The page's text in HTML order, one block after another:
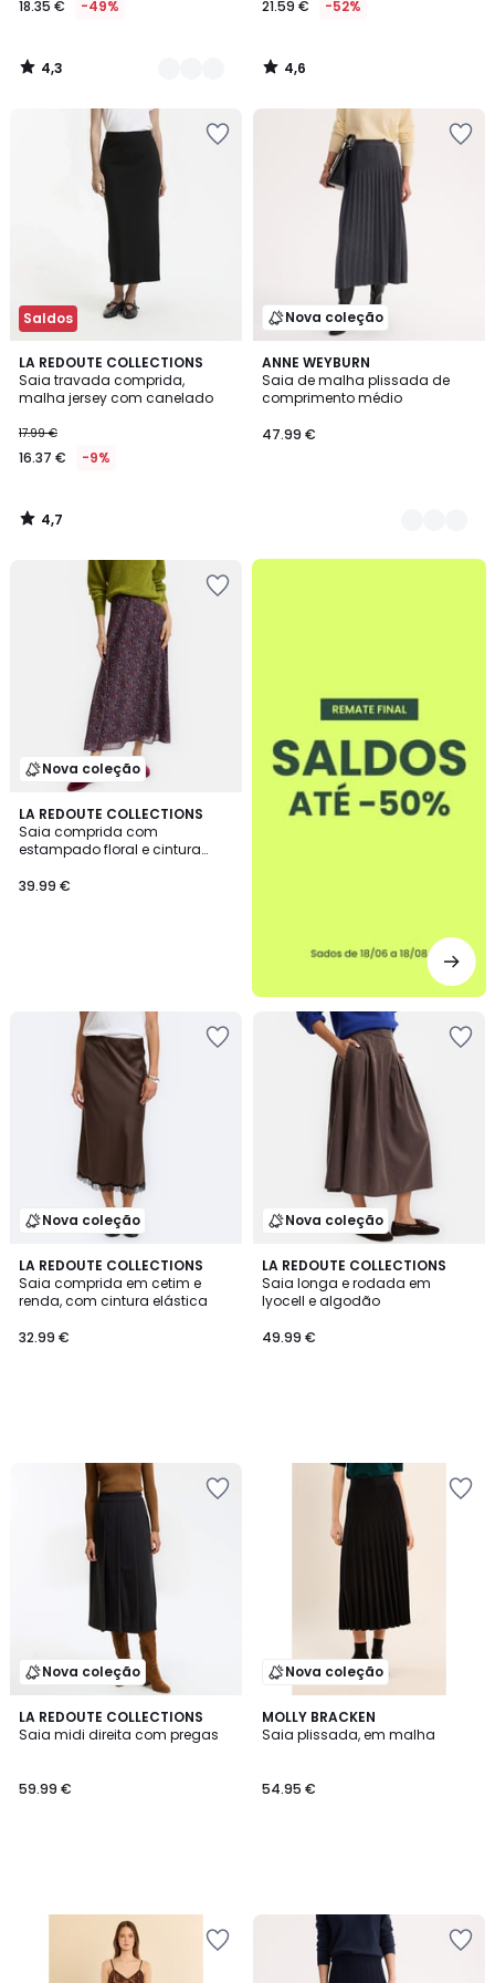
partir
18.35
€
18.35 € -49%
4,3
/
21.59 € -52%
4,6
/
Saldos
LA REDOUTE COLLECTIONS
Saia travada comprida,
malha jersey com canelado
17.99 €
16.37 € -9%
4,7
/ 5
4,7
/
Nova coleção
ANNE WEYBURN
Saia de malha plissada de
comprimento médio
47.99 €
2
Cores
Nova coleção
LA REDOUTE COLLECTIONS
Saia comprida com
estampado floral e cintura
39.99 €
até
Nova coleção
LA REDOUTE COLLECTIONS
Saia comprida em cetim e
renda, com cintura elástica
32.99 €
Nova coleção
LA REDOUTE COLLECTIONS
Saia longa e rodada em
lyocell e algodão
49.99 €
Nova coleção
LA REDOUTE COLLECTIONS
Saia midi direita com pregas
59.99 €
Nova coleção
MOLLY BRACKEN
Saia plissada, em malha
54.95 €